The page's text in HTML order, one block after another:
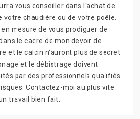
vous conseiller dans l'achat de
votre chaudière ou de votre poêle.
mesure de vous prodiguer de
le cadre de mon devoir de
et le calcin n'auront plus de secret
et le débistrage doivent
par des professionnels qualifiés.
Contactez-moi au plus vite
travail bien fait.